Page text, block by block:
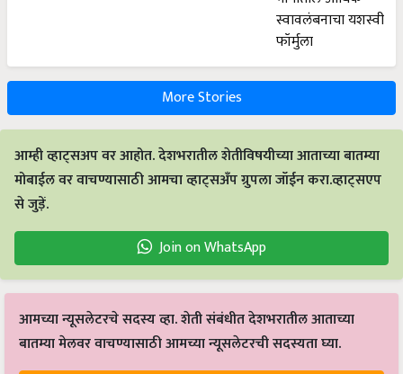
More Stories
आम्ही व्हाट्सअप वर आहोत. देशभरातील शेतीविषयीच्या आताच्या बातम्या
मोबाईल वर वाचण्यासाठी आमचा व्हाट्सअँप ग्रुपला जॉईन करा.व्हाट्सएप
से जुड़ें.
Join on WhatsApp
आमच्या न्यूसलेटरचे सदस्य व्हा. शेती संबंधीत देशभरातील आताच्या
बातम्या मेलवर वाचण्यासाठी आमच्या न्यूसलेटरची सदस्यता घ्या.